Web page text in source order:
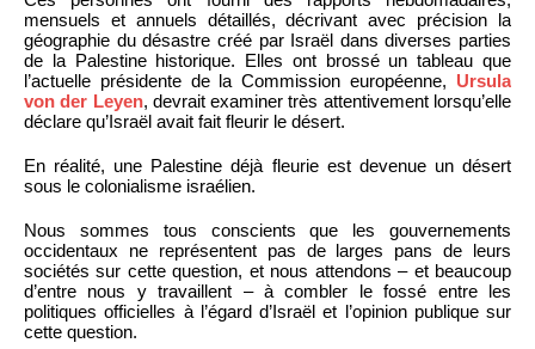
mensuels et annuels détaillés, décrivant avec précision la
géographie du désastre créé par Israël dans diverses parties
de la Palestine historique. Elles ont brossé un tableau que
l’actuelle présidente de la Commission européenne, Ursula
von der Leyen, devrait examiner très attentivement lorsqu’elle
déclare qu’Israël avait fait fleurir le désert.
En réalité, une Palestine déjà fleurie est devenue un désert
sous le colonialisme israélien.
Nous sommes tous conscients que les gouvernements
occidentaux ne représentent pas de larges pans de leurs
sociétés sur cette question, et nous attendons – et beaucoup
d’entre nous y travaillent – à combler le fossé entre les
politiques officielles à l’égard d’Israël et l’opinion publique sur
cette question.